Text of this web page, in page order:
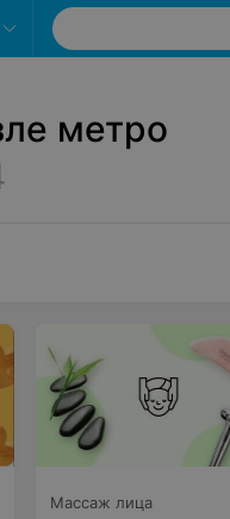
метро
Массаж лица